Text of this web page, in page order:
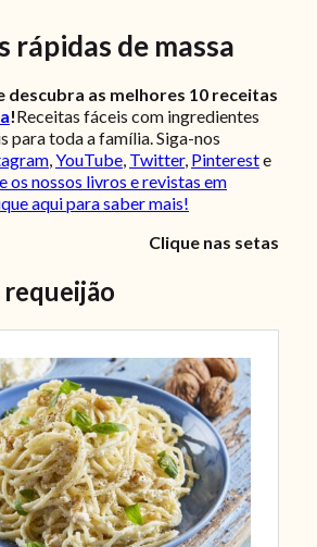
rápidas de massa
descubra as melhores 10 receitas
!Receitas fáceis com ingredientes
para toda a família. Siga-nos
,YouTube, Twitter, Pintereste
os nossos livros e revistas em
aqui para saber mais!
Clique nas setas
requeijão